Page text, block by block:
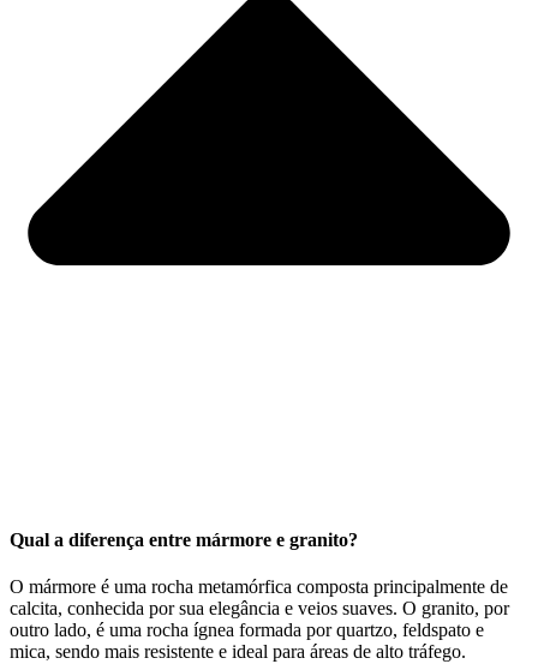
Qual a diferença entre mármore e granito?
O mármore é uma rocha metamórfica composta principalmente de
calcita, conhecida por sua elegância e veios suaves. O granito, por
outro lado, é uma rocha ígnea formada por quartzo, feldspato e
mica, sendo mais resistente e ideal para áreas de alto tráfego.